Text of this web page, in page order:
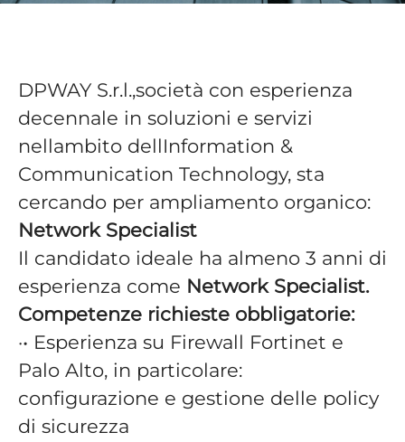
DPWAY S.r.l.,società con esperienza
decennale in soluzioni e servizi
nellambito dellInformation &
Communication Technology, sta
cercando per ampliamento organico:
Network Specialist
Il candidato ideale ha almeno 3 anni di
esperienza come Network Specialist.
Competenze richieste obbligatorie:
·• Esperienza su Firewall Fortinet e
Palo Alto, in particolare:
configurazione e gestione delle policy
di sicurezza